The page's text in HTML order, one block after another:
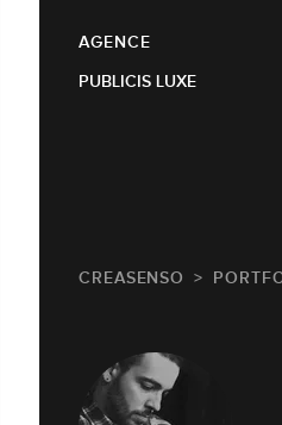
AGENCE
PUBLICIS LUXE
CREASENSO